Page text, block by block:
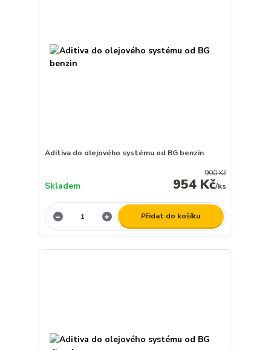
Aditiva do olejového systému od BG benzin
900 Kč
954 Kč/ks
Skladem
Přidat do košíku